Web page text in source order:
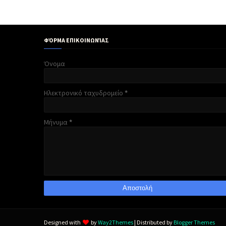
ΦΌΡΜΑ ΕΠΙΚΟΙΝΩΝΊΑΣ
Όνομα
Ηλεκτρονικό ταχυδρομείο *
Μήνυμα *
Designed with byWay2Themes | Distributed by Blogger Themes